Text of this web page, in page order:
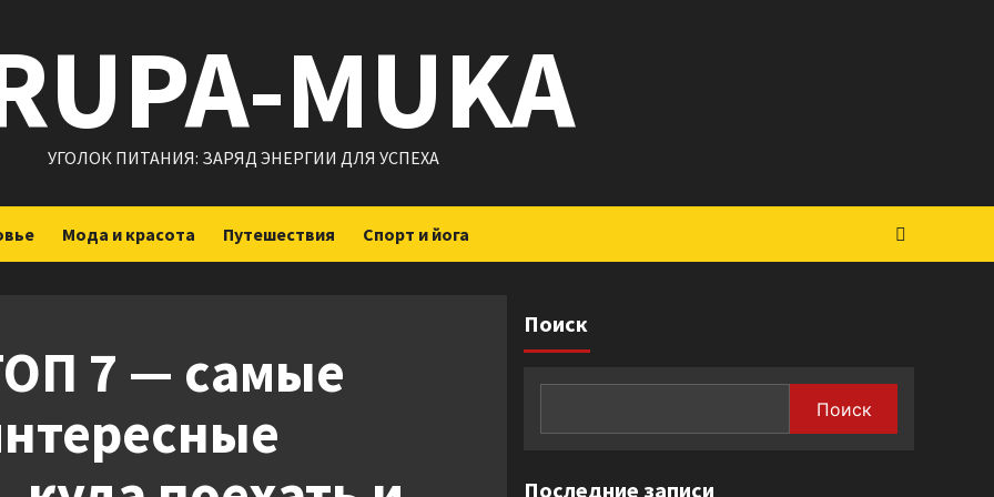
MUKA
УГОЛОК ПИТАНИЯ: ЗАРЯД ЭНЕРГИИ ДЛЯ УСПЕХА
Мода и красота Путешествия Спорт и йога
7 — самые
Поиск
Поиск
Последние записи